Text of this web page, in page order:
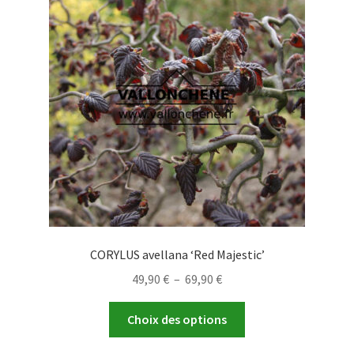
options
peuvent
être
choisies
sur
la
page
du
produit
CORYLUS avellana ‘Red Majestic’
49,90 € – 69,90 €Plage
prix :
49,90 €
Choix des options